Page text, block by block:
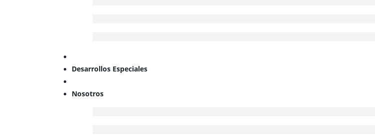
Desarrollos Especiales
Nosotros